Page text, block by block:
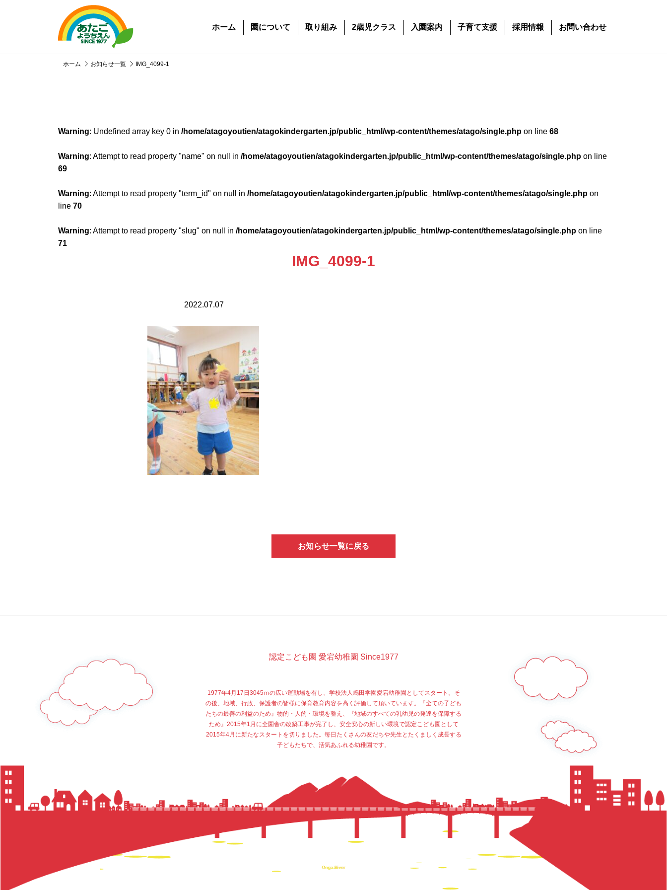
ホーム 園について 取り組み 2歳児クラス 入園案内 子育て支援 採用情報 お問い合わせ
ホーム お知らせ一覧 IMG_4099-1
Warning: Undefined array key 0 in /home/atagoyoutien/atagokindergarten.jp/public_html/wp-content/themes/atago/single.php on line 68
Warning: Attempt to read property "name" on null in /home/atagoyoutien/atagokindergarten.jp/public_html/wp-content/themes/atago/single.php on line
69
Warning: Attempt to read property "term_id" on null in /home/atagoyoutien/atagokindergarten.jp/public_html/wp-content/themes/atago/single.php on
line 70
Warning: Attempt to read property "slug" on null in /home/atagoyoutien/atagokindergarten.jp/public_html/wp-content/themes/atago/single.php on line
71
IMG_4099-1
2022.07.07
お知らせ一覧に戻る
認定こども園 愛宕幼稚園 Since1977
1977年4月17日3045ｍの広い運動場を有し、学校法人嶋田学園愛宕幼稚園としてスタート。そ
の後、地域、行政、保護者の皆様に保育教育内容を高く評価して頂いています。『全ての子ども
たちの最善の利益のため』物的・人的・環境を整え、『地域のすべての乳幼児の発達を保障する
ため』2015年1月に全園舎の改築工事が完了し、安全安心の新しい環境で認定こども園として
2015年4月に新たなスタートを切りました。毎日たくさんの友だちや先生とたくましく成長する
子どもたちで、活気あふれる幼稚園です。